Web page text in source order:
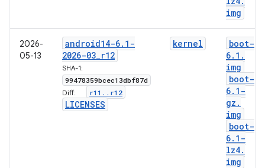
img
2026-
05-13
android14-6. 1-
2026-03_r12
SHA-1:
99478359bcec13dbf87d
Diff: r11 . . r12
LICENSES
kernel
boot-
6. 1 .
img
boot-
6. 1-
gz .
img
boot-
6. 1-
lz4.
img